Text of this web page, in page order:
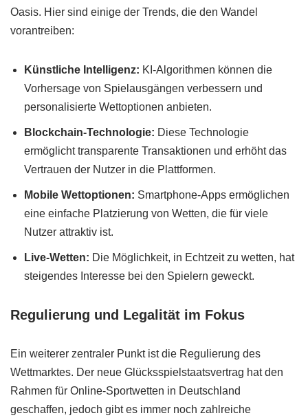
Oasis. Hier sind einige der Trends, die den Wandel
vorantreiben:
Künstliche Intelligenz: KI-Algorithmen können die
Vorhersage von Spielausgängen verbessern und
personalisierte Wettoptionen anbieten.
Blockchain-Technologie: Diese Technologie
ermöglicht transparente Transaktionen und erhöht das
Vertrauen der Nutzer in die Plattformen.
Mobile Wettoptionen: Smartphone-Apps ermöglichen
eine einfache Platzierung von Wetten, die für viele
Nutzer attraktiv ist.
Live-Wetten: Die Möglichkeit, in Echtzeit zu wetten, hat
steigendes Interesse bei den Spielern geweckt.
Regulierung und Legalität im Fokus
Ein weiterer zentraler Punkt ist die Regulierung des
Wettmarktes. Der neue Glücksspielstaatsvertrag hat den
Rahmen für Online-Sportwetten in Deutschland
geschaffen, jedoch gibt es immer noch zahlreiche